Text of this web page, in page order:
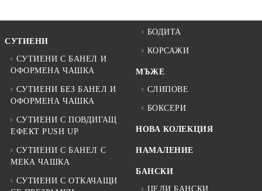
СУТИЕНИ
СУТИЕНИ С БАНЕЛ И
ОФОРМЕНА ЧАШКА
СУТИЕНИ БЕЗ БАНЕЛ И
ОФОРМЕНА ЧАШКА
СУТИЕНИ С ПОВДИГАЩ
ЕФЕКТ PUSH UP
СУТИЕНИ С БАНЕЛ С
МЕКА ЧАШКА
СУТИЕНИ С ОТКАЧАЩИ
БОДИТА
КОРСАЖИ
МЪЖЕ
СЛИПОВЕ
БОКСЕРИ
НОВА КОЛЕКЦИЯ
НАМАЛЕНИЕ
БАНСКИ
ЦЕЛИ БАНСКИ